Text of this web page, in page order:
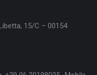
15/C – 00154